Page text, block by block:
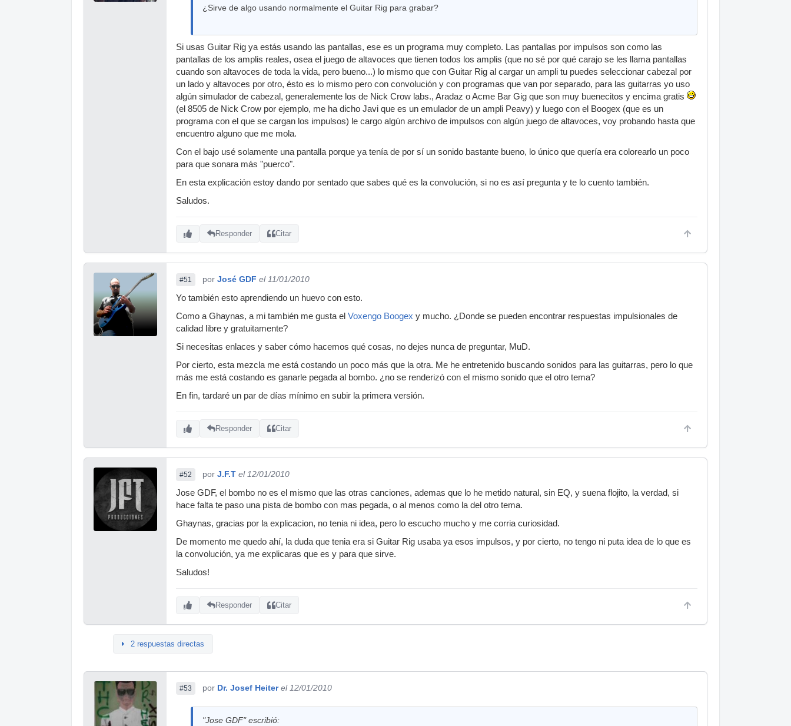
¿Sirve de algo usando normalmente el Guitar Rig para grabar?
Si usas Guitar Rig ya estás usando las pantallas, ese es un programa muy completo. Las pantallas por impulsos son como las
pantallas de los amplis reales, osea el juego de altavoces que tienen todos los amplis (que no sé por qué carajo se les llama pantallas
cuando son altavoces de toda la vida, pero bueno...) lo mismo que con Guitar Rig al cargar un ampli tu puedes seleccionar cabezal por
un lado y altavoces por otro, ésto es lo mismo pero con convolución y con programas que van por separado, para las guitarras yo uso
algún simulador de cabezal, generalemente los de Nick Crow labs., Aradaz o Acme Bar Gig que son muy buenecitos y encima gratis
(el 8505 de Nick Crow por ejemplo, me ha dicho Javi que es un emulador de un ampli Peavy) y luego con el Boogex (que es un
programa con el que se cargan los impulsos) le cargo algún archivo de impulsos con algún juego de altavoces, voy probando hasta que
encuentro alguno que me mola.
Con el bajo usé solamente una pantalla porque ya tenía de por sí un sonido bastante bueno, lo único que quería era colorearlo un poco
para que sonara más "puerco".
En esta explicación estoy dando por sentado que sabes qué es la convolución, si no es así pregunta y te lo cuento también.
Saludos.
Responder Citar
#51 por José GDF el 11/01/2010
Yo también esto aprendiendo un huevo con esto.
Como a Ghaynas, a mi también me gusta el Voxengo Boogex y mucho. ¿Donde se pueden encontrar respuestas impulsionales de
calidad libre y gratuitamente?
Si necesitas enlaces y saber cómo hacemos qué cosas, no dejes nunca de preguntar, MuD.
Por cierto, esta mezcla me está costando un poco más que la otra. Me he entretenido buscando sonidos para las guitarras, pero lo que
más me está costando es ganarle pegada al bombo. ¿no se renderizó con el mismo sonido que el otro tema?
En fin, tardaré un par de días mínimo en subir la primera versión.
Responder Citar
#52 por J.F.T el 12/01/2010
Jose GDF, el bombo no es el mismo que las otras canciones, ademas que lo he metido natural, sin EQ, y suena flojito, la verdad, si
hace falta te paso una pista de bombo con mas pegada, o al menos como la del otro tema.
Ghaynas, gracias por la explicacion, no tenia ni idea, pero lo escucho mucho y me corria curiosidad.
De momento me quedo ahí, la duda que tenia era si Guitar Rig usaba ya esos impulsos, y por cierto, no tengo ni puta idea de lo que es
la convolución, ya me explicaras que es y para que sirve.
Saludos!
Responder Citar
2 respuestas directas
#53 por Dr. Josef Heiter el 12/01/2010
"Jose GDF" escribió: